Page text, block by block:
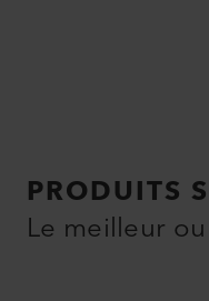
PRODUITS
Le meilleur